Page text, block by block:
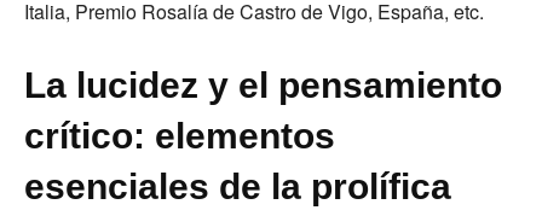
Italia, Premio Rosalía de Castro de Vigo, España, etc.
La lucidez y el pensamiento
crítico: elementos
esenciales de la prolífica